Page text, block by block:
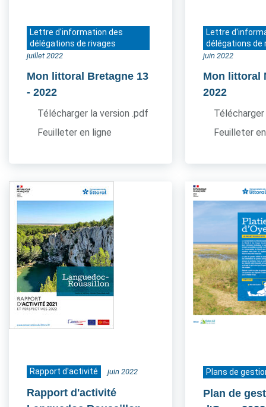
Lettre d'information des
délégations de rivages
juillet 2022
Mon littoral Bretagne 13
- 2022
Télécharger la version .pdf
Feuilleter en ligne
Lettre
délégations de
juin 2022
Mon littoral
2022
Feuilleter
Rapport d'activité juin 2022
Rapport d'activité
Plans de
Plan de